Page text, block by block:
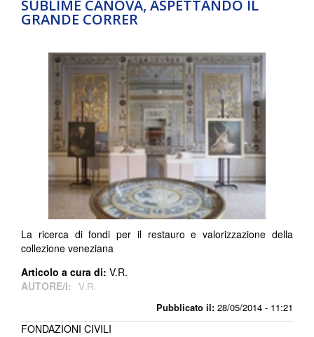
SUBLIME CANOVA, ASPETTANDO IL
GRANDE CORRER
Pubblicato il: 28/05/2014 - 11:21
La ricerca di fondi per il restauro e valorizzazione della
collezione veneziana
Articolo a cura di: V.R.
AUTORE/I: V.R.
FONDAZIONI CIVILI